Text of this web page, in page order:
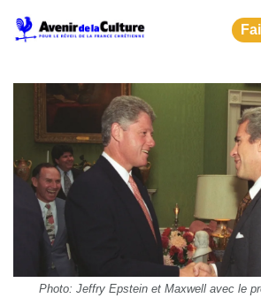
Photo: Jeffry Epstein et Maxwell avec le